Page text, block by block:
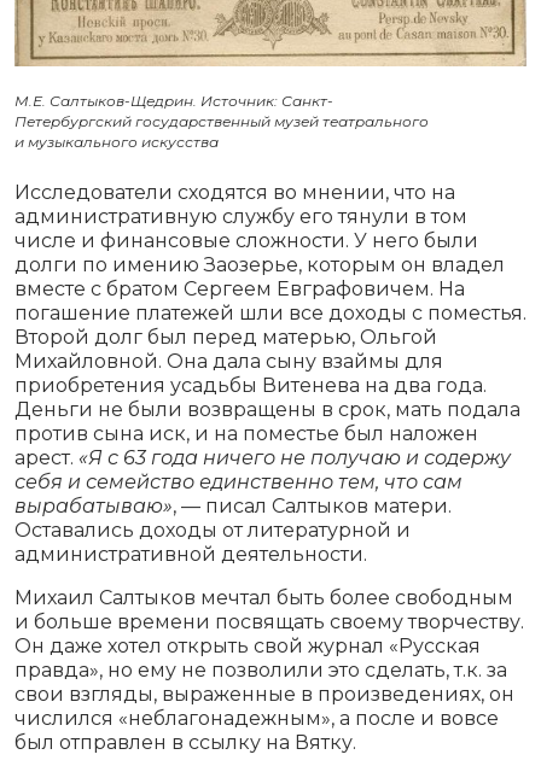
М.Е. Салтыков-Щедрин. Источник: Санкт-
Петербургский государственный музей театрального
и музыкального искусства
Исследователи сходятся во мнении, что на
административную службу его тянули в том
числе и финансовые сложности. У него были
долги по имению Заозерье, которым он владел
вместе с братом Сергеем Евграфовичем. На
погашение платежей шли все доходы с поместья.
Второй долг был перед матерью, Ольгой
Михайловной. Она дала сыну взаймы для
приобретения усадьбы Витенева на два года.
Деньги не были возвращены в срок, мать подала
против сына иск, и на поместье был наложен
арест. «Я с 63 года ничего не получаю и содержу
себя и семейство единственно тем, что сам
вырабатываю», — писал Салтыков матери.
Оставались доходы от литературной и
административной деятельности.
Михаил Салтыков мечтал быть более свободным
и больше времени посвящать своему творчеству.
Он даже хотел открыть свой журнал «Русская
правда», но ему не позволили это сделать, т.к. за
свои взгляды, выраженные в произведениях, он
числился «неблагонадежным», а после и вовсе
был отправлен в ссылку на Вятку.